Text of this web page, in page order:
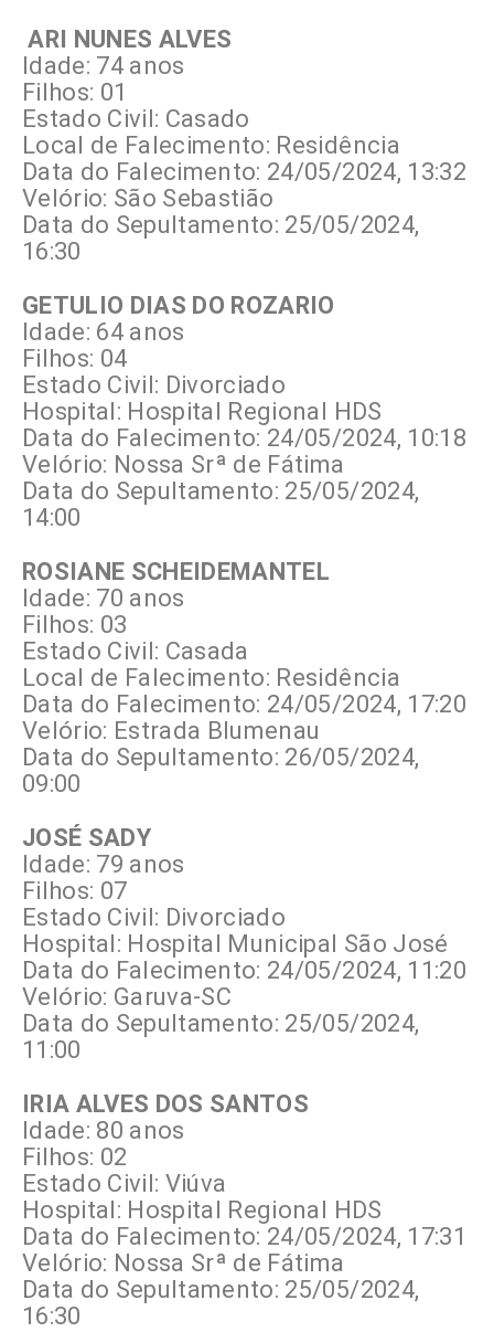
ARI NUNES ALVES
Idade: 74 anos
Filhos: 01
Estado Civil: Casado
Local de Falecimento: Residência
Data do Falecimento: 24/05/2024, 13:32
Velório: São Sebastião
Data do Sepultamento: 25/05/2024,
16:30
GETULIO DIAS DO ROZARIO
Idade: 64 anos
Filhos: 04
Estado Civil: Divorciado
Hospital: Hospital Regional HDS
Data do Falecimento: 24/05/2024, 10:18
Velório: Nossa Srª de Fátima
Data do Sepultamento: 25/05/2024,
14:00
ROSIANE SCHEIDEMANTEL
Idade: 70 anos
Filhos: 03
Estado Civil: Casada
Local de Falecimento: Residência
Data do Falecimento: 24/05/2024, 17:20
Velório: Estrada Blumenau
Data do Sepultamento: 26/05/2024,
09:00
JOSÉ SADY
Idade: 79 anos
Filhos: 07
Estado Civil: Divorciado
Hospital: Hospital Municipal São José
Data do Falecimento: 24/05/2024, 11:20
Velório: Garuva-SC
Data do Sepultamento: 25/05/2024,
11:00
IRIA ALVES DOS SANTOS
Idade: 80 anos
Filhos: 02
Estado Civil: Viúva
Hospital: Hospital Regional HDS
Data do Falecimento: 24/05/2024, 17:31
Velório: Nossa Srª de Fátima
Data do Sepultamento: 25/05/2024,
16:30